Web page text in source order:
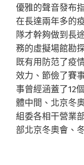
優雅的聲音發布
在長達兩年多的
隊才幹夠做到長
務的虛擬場館勘
既有用防范了疫
效力、節儉了賽
事曾經涵蓋了12
體中間、北京冬
組委各相干營業
部北京冬奧會、